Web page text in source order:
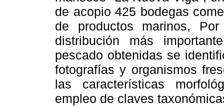
de acopio 425 bodegas
de productos marinos,
distribución más
pescado obtenidas se
fotografías y organismos
las características
empleo de claves